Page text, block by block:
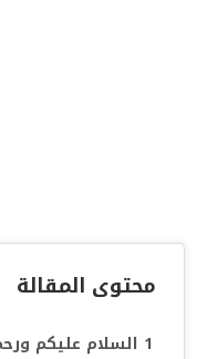
محتوى المقالة
السلام عليكم